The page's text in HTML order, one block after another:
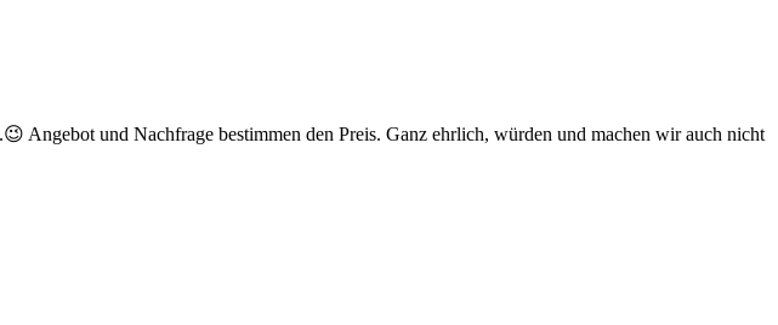
Angebot und Nachfrage bestimmen den Preis. Ganz ehrlich, würden und machen wir auch nicht